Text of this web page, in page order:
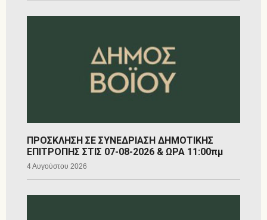
ΠΡΟΣΚΛΗΣΗ ΣΕ ΣΥΝΕΔΡΙΑΣΗ ΔΗΜΟΤΙΚΗΣ
ΕΠΙΤΡΟΠΗΣ ΣΤΙΣ 07-08-2026 & ΩΡΑ 11:00πμ
4 Αυγούστου 2026